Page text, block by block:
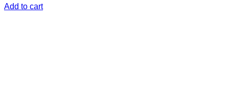
Add to cart